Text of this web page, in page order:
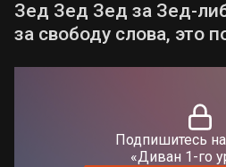
Зед Зед Зед за Зед-
за свободу слова, это
Подпишитесь
«Диван 1-го